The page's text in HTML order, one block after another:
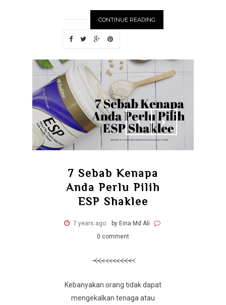
CONTINUE READING
7 Sebab Kenapa
Anda Perlu Pilih
ESP Shaklee
7 years ago
by Eina Md Ali
0 comment
Kebanyakan orang tidak dapat
mengekalkan tenaga atau